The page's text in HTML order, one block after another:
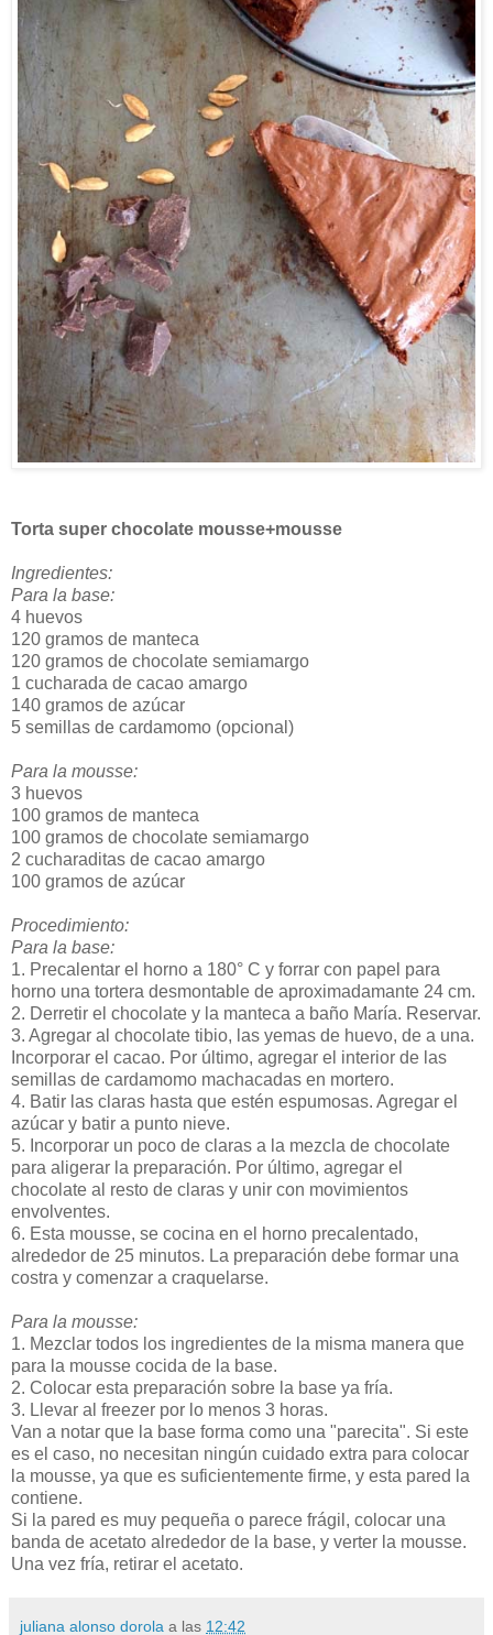
Torta super chocolate mousse+mousse
Ingredientes:
Para la base:
4 huevos
120 gramos de manteca
120 gramos de chocolate semiamargo
1 cucharada de cacao amargo
140 gramos de azúcar
5 semillas de cardamomo (opcional)
Para la mousse:
3 huevos
100 gramos de manteca
100 gramos de chocolate semiamargo
2 cucharaditas de cacao amargo
100 gramos de azúcar
Procedimiento:
Para la base:
1. Precalentar el horno a 180° C y forrar con papel para
horno una tortera desmontable de aproximadamante 24 cm.
2. Derretir el chocolate y la manteca a baño María. Reservar.
3. Agregar al chocolate tibio, las yemas de huevo, de a una.
Incorporar el cacao. Por último, agregar el interior de las
semillas de cardamomo machacadas en mortero.
4. Batir las claras hasta que estén espumosas. Agregar el
azúcar y batir a punto nieve.
5. Incorporar un poco de claras a la mezcla de chocolate
para aligerar la preparación. Por último, agregar el
chocolate al resto de claras y unir con movimientos
envolventes.
6. Esta mousse, se cocina en el horno precalentado,
alrededor de 25 minutos. La preparación debe formar una
costra y comenzar a craquelarse.
Para la mousse:
1. Mezclar todos los ingredientes de la misma manera que
para la mousse cocida de la base.
2. Colocar esta preparación sobre la base ya fría.
3. Llevar al freezer por lo menos 3 horas.
Van a notar que la base forma como una "parecita". Si este
es el caso, no necesitan ningún cuidado extra para colocar
la mousse, ya que es suficientemente firme, y esta pared la
contiene.
Si la pared es muy pequeña o parece frágil, colocar una
banda de acetato alrededor de la base, y verter la mousse.
Una vez fría, retirar el acetato.
juliana alonso dorola a las 12:42